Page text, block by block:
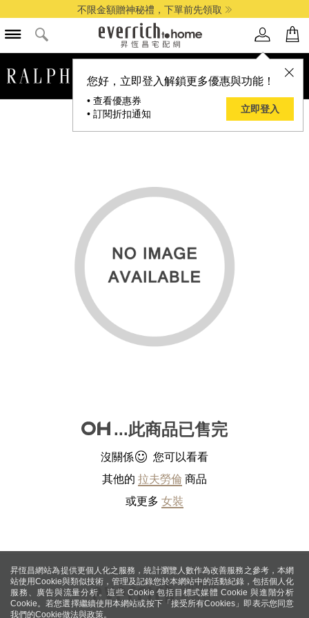
不限金額贈神秘禮，下單前先領取
您好，立即登入解鎖更多優惠與功能！
• 查看優惠券
• 訂閱折扣通知
立即登入
品牌選單
...此商品已售完
沒關係
您可以看看
其他的 拉夫勞倫 商品
或更多 女裝
昇恆昌網站為提供更個人化之服務，統計瀏覽人數作為改善服務之參考，本網
站使用Cookie與類似技術，管理及記錄您於本網站中的活動紀錄，包括個人化
服務、廣告與流量分析。這些 Cookie 包括目標式媒體 Cookie 與進階分析
Cookie。若您選擇繼續使用本網站或按下「接受所有Cookies」即表示您同意
我們的Cookie做法與政策。